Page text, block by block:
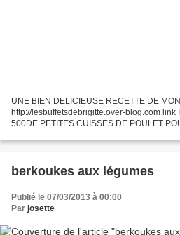
UNE BIEN DELICIEUSE RECETTE DE
http://lesbuffetsdebrigitte.over-blog.com link
500DE PETITES CUISSES DE POULET
OIGNON HACHE 2 GOUSSES...
berkoukes aux légumes
Publié le 07/03/2013 à 00:00
Par josette